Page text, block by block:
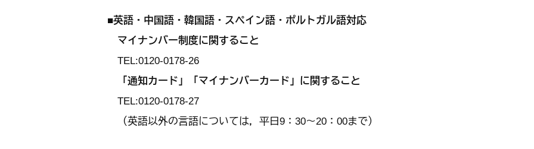
■英語・中国語・韓国語・スペイン語・ポルトガル語対応
マイナンバー制度に関すること
TEL:0120-0178-26
「通知カード」「マイナンバーカード」に関すること
TEL:0120-0178-27
（英語以外の言語については，平日9：30～20：00まで）